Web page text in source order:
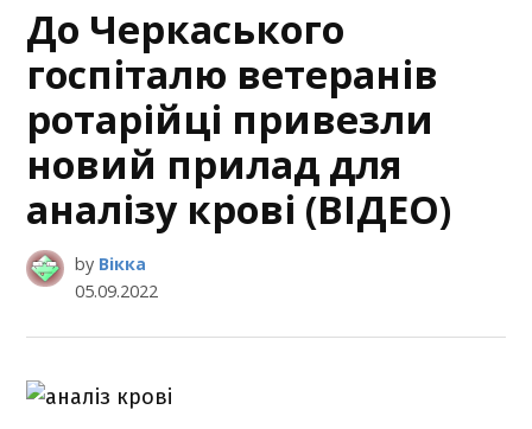
До Черкаського
госпіталю ветеранів
ротарійці привезли
новий прилад для
аналізу крові (ВІДЕО)
by Вікка
05.09.2022